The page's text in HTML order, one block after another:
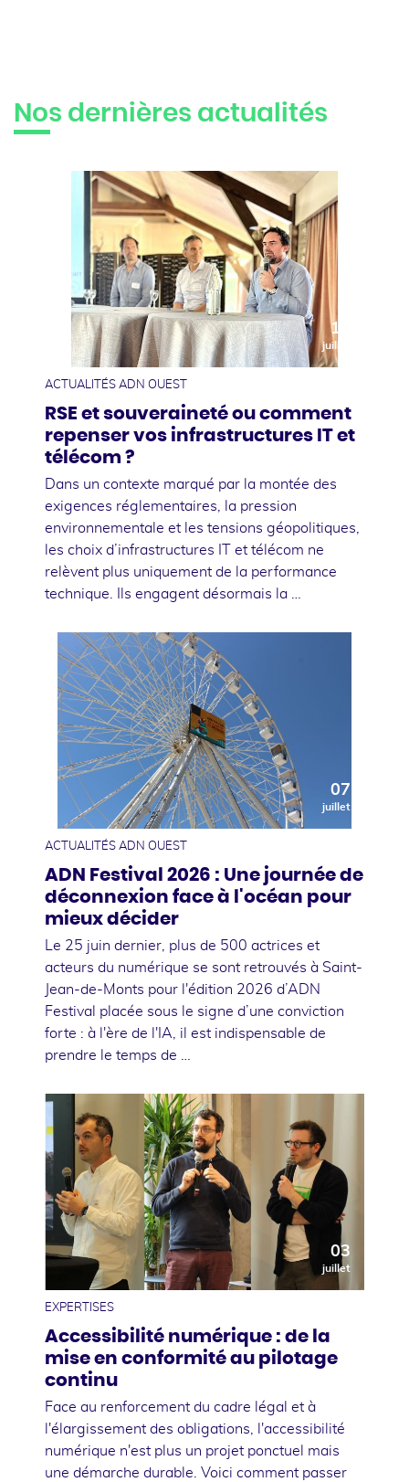
Nos dernières actualités
10
juillet
ACTUALITÉS ADN OUEST
RSE et souveraineté ou comment
repenser vos infrastructures IT et
télécom ?
Dans un contexte marqué par la montée des
exigences réglementaires, la pression
environnementale et les tensions géopolitiques,
les choix d’infrastructures IT et télécom ne
relèvent plus uniquement de la performance
technique. Ils engagent désormais la …
07
juillet
ACTUALITÉS ADN OUEST
ADN Festival 2026 : Une journée de
déconnexion face à l'océan pour
mieux décider
Le 25 juin dernier, plus de 500 actrices et
acteurs du numérique se sont retrouvés à Saint-
Jean-de-Monts pour l'édition 2026 d’ADN
Festival placée sous le signe d’une conviction
forte : à l'ère de l'IA, il est indispensable de
prendre le temps de …
03
juillet
EXPERTISES
Accessibilité numérique : de la
mise en conformité au pilotage
continu
Face au renforcement du cadre légal et à
l'élargissement des obligations, l'accessibilité
numérique n'est plus un projet ponctuel mais
une démarche durable. Voici comment passer